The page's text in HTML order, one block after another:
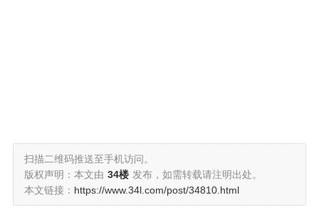
扫描二维码推送至手机访问。
版权声明：本文由 34楼 发布，如需转载请注明出处。
本文链接： https://www.34l.com/post/34810.html